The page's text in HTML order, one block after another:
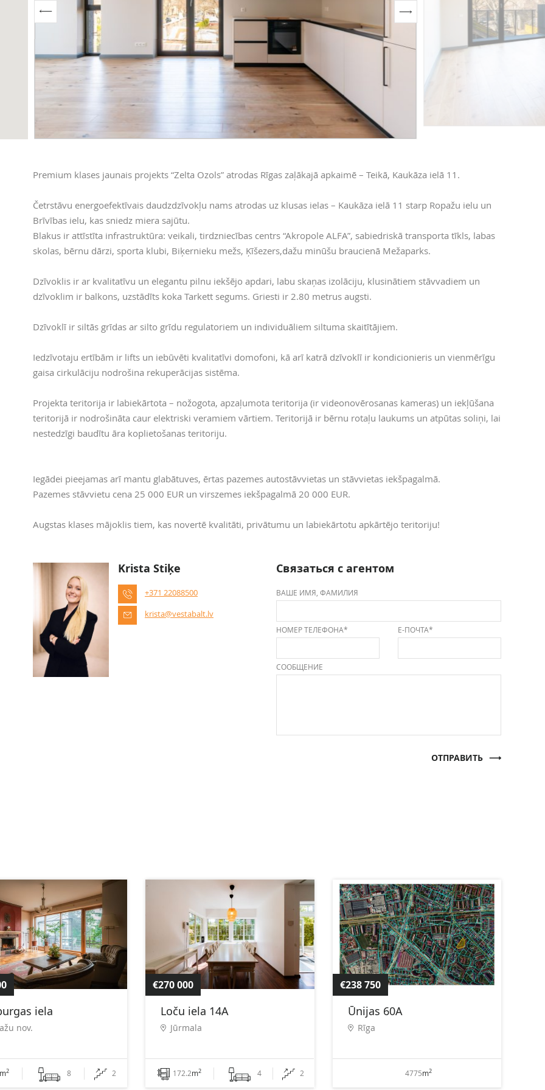
Premium klases jaunais projekts “Zelta Ozols” atrodas Rīgas zaļākajā apkaimē – Teikā, Kaukāza ielā 11.
Četrstāvu energoefektīvais daudzdzīvokļu nams atrodas uz klusas ielas – Kaukāza ielā 11 starp Ropažu ielu un
Brīvības ielu, kas sniedz miera sajūtu.
Blakus ir attīstīta infrastruktūra: veikali, tirdzniecības centrs “Akropole ALFA”, sabiedriskā transporta tīkls, labas
skolas, bērnu dārzi, sporta klubi, Biķernieku mežs, Ķīšezers,dažu minūšu braucienā Mežaparks.
Dzīvoklis ir ar kvalitatīvu un elegantu pilnu iekšējo apdari, labu skaņas izolāciju, klusinātiem stāvvadiem un
dzīvoklim ir balkons, uzstādīts koka Tarkett segums. Griesti ir 2.80 metrus augsti.
Dzīvoklī ir siltās grīdas ar silto grīdu regulatoriem un individuāliem siltuma skaitītājiem.
Iedzīvotaju ertībām ir lifts un iebūvēti kvalitatīvi domofoni, kā arī katrā dzīvoklī ir kondicionieris un vienmērīgu
gaisa cirkulāciju nodrošina rekuperācijas sistēma.
Projekta teritorija ir labiekārtota – nožogota, apzaļumota teritorija (ir videonovērosanas kameras) un iekļūšana
teritorijā ir nodrošināta caur elektriski veramiem vārtiem. Teritorijā ir bērnu rotaļu laukums un atpūtas soliņi, lai
nestedzīgi baudītu āra koplietošanas teritoriju.
Iegādei pieejamas arī mantu glabātuves, ērtas pazemes autostāvvietas un stāvvietas iekšpagalmā.
Pazemes stāvvietu cena 25 000 EUR un virszemes iekšpagalmā 20 000 EUR.
Augstas klases mājoklis tiem, kas novertē kvalitāti, privātumu un labiekārtotu apkārtējo teritoriju!
Krista Stiķe
+371 22088500
krista@vestabalt.lv
Связаться с агентом
ВАШЕ ИМЯ, ФАМИЛИЯ
НОМЕР ТЕЛЕФОНА* Е-ПОЧТА*
СООБЩЕНИЕ
ОТПРАВИТЬ
iela
nov.
m2 8 2
€270 000
Loču iela 14A
Jūrmala
172.2m2 4 2
€238 750
Ūnijas 60A
Rīga
4775m2